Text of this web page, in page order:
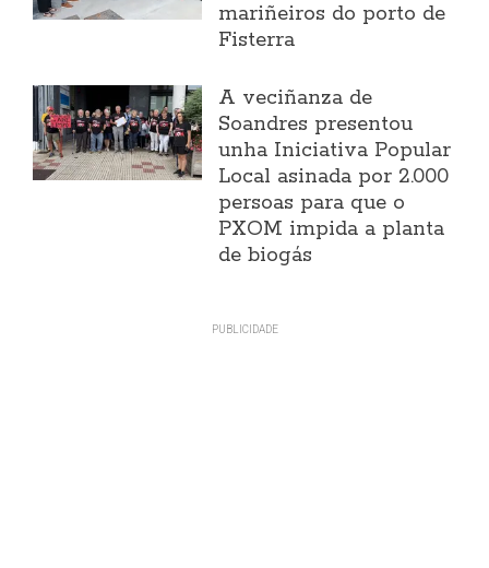
mariñeiros do porto de
Fisterra
A veciñanza de
Soandres presentou
unha Iniciativa Popular
Local asinada por 2.000
persoas para que o
PXOM impida a planta
de biogás